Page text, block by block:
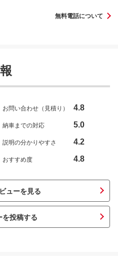
無料電話について
お問い合わせ（見積り） 4.8
納車までの対応 5.0
説明の分かりやすさ 4.2
おすすめ度 4.8
ューを見る
を投稿する